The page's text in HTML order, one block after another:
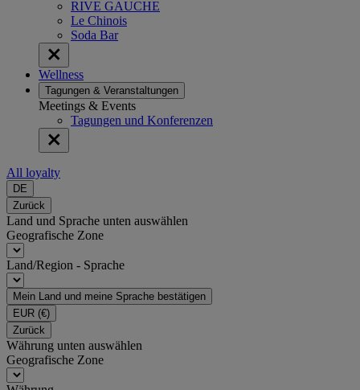
RIVE GAUCHE
Le Chinois
Soda Bar
Wellness
Tagungen & Veranstaltungen
Meetings & Events
Tagungen und Konferenzen
All loyalty
DE
Zurück
Land und Sprache unten auswählen
Geografische Zone
Land/Region - Sprache
Mein Land und meine Sprache bestätigen
EUR (€)
Zurück
Währung unten auswählen
Geografische Zone